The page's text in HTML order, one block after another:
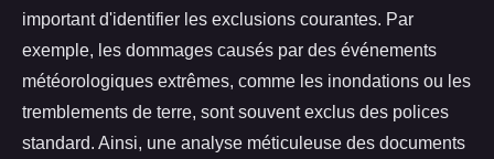
important d'identifier les exclusions courantes. Par
exemple, les dommages causés par des événements
météorologiques extrêmes, comme les inondations ou les
tremblements de terre, sont souvent exclus des polices
standard. Ainsi, une analyse méticuleuse des documents